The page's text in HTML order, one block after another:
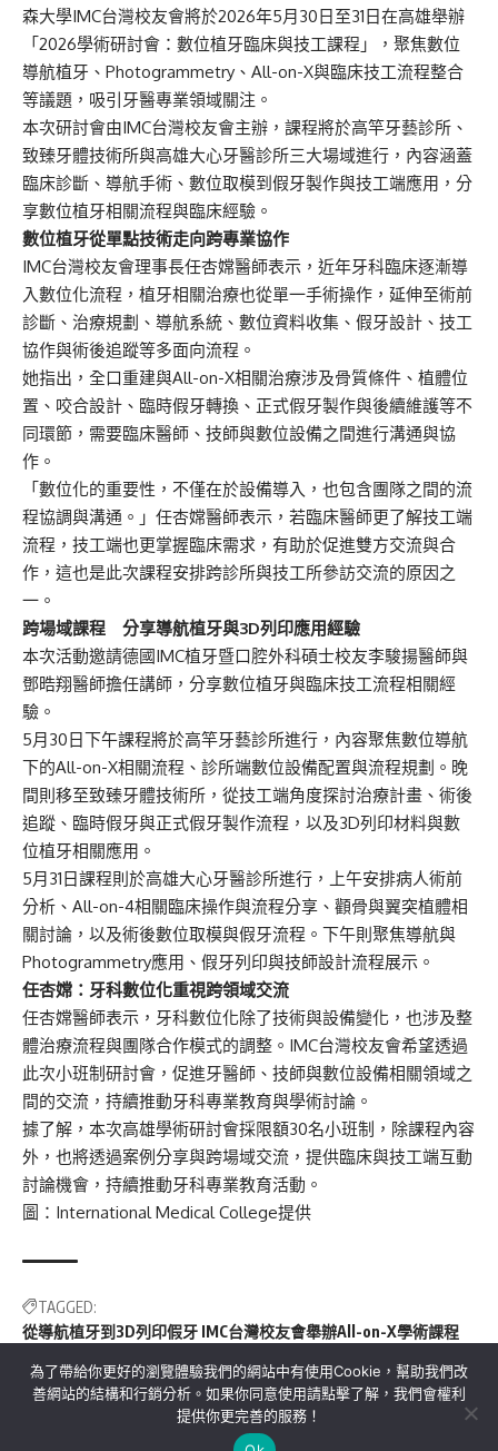
森大學IMC台灣校友會將於2026年5月30日至31日在高雄舉辦
「2026學術研討會：數位植牙臨床與技工課程」，聚焦數位
導航植牙、Photogrammetry、All-on-X與臨床技工流程整合
等議題，吸引牙醫專業領域關注。
本次研討會由IMC台灣校友會主辦，課程將於高竿牙藝診所、
致臻牙體技術所與高雄大心牙醫診所三大場域進行，內容涵蓋
臨床診斷、導航手術、數位取模到假牙製作與技工端應用，分
享數位植牙相關流程與臨床經驗。
數位植牙從單點技術走向跨專業協作
IMC台灣校友會理事長任杏嫦醫師表示，近年牙科臨床逐漸導
入數位化流程，植牙相關治療也從單一手術操作，延伸至術前
診斷、治療規劃、導航系統、數位資料收集、假牙設計、技工
協作與術後追蹤等多面向流程。
她指出，全口重建與All-on-X相關治療涉及骨質條件、植體位
置、咬合設計、臨時假牙轉換、正式假牙製作與後續維護等不
同環節，需要臨床醫師、技師與數位設備之間進行溝通與協
作。
「數位化的重要性，不僅在於設備導入，也包含團隊之間的流
程協調與溝通。」任杏嫦醫師表示，若臨床醫師更了解技工端
流程，技工端也更掌握臨床需求，有助於促進雙方交流與合
作，這也是此次課程安排跨診所與技工所參訪交流的原因之
一。
跨場域課程 分享導航植牙與3D列印應用經驗
本次活動邀請德國IMC植牙暨口腔外科碩士校友李駿揚醫師與
鄧晧翔醫師擔任講師，分享數位植牙與臨床技工流程相關經
驗。
5月30日下午課程將於高竿牙藝診所進行，內容聚焦數位導航
下的All-on-X相關流程、診所端數位設備配置與流程規劃。晚
間則移至致臻牙體技術所，從技工端角度探討治療計畫、術後
追蹤、臨時假牙與正式假牙製作流程，以及3D列印材料與數
位植牙相關應用。
5月31日課程則於高雄大心牙醫診所進行，上午安排病人術前
分析、All-on-4相關臨床操作與流程分享、顴骨與翼突植體相
關討論，以及術後數位取模與假牙流程。下午則聚焦導航與
Photogrammetry應用、假牙列印與技師設計流程展示。
任杏嫦：牙科數位化重視跨領域交流
任杏嫦醫師表示，牙科數位化除了技術與設備變化，也涉及整
體治療流程與團隊合作模式的調整。IMC台灣校友會希望透過
此次小班制研討會，促進牙醫師、技師與數位設備相關領域之
間的交流，持續推動牙科專業教育與學術討論。
據了解，本次高雄學術研討會採限額30名小班制，除課程內容
外，也將透過案例分享與跨場域交流，提供臨床與技工端互動
討論機會，持續推動牙科專業教育活動。
圖：International Medical College提供
TAGGED:
從導航植牙到3D列印假牙 IMC台灣校友會舉辦All-on-X學術課程
關於我們 隱私權政策 聯絡我們
為了帶給你更好的瀏覽體驗我們的網站中有使用Cookie，幫助我們改
善網站的結構和行銷分析。如果你同意使用請點擊了解，我們會權利
提供你更完善的服務！